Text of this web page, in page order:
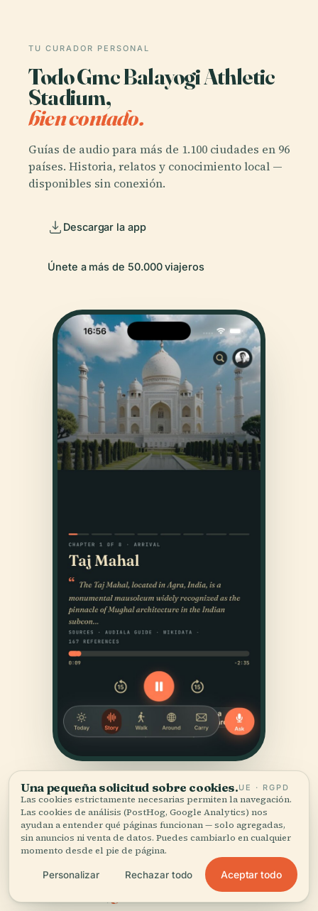
TU CURADOR PERSONAL
Todo Gmc Balayogi Athletic
Stadium,
bien contado.
Guías de audio para más de 1.100 ciudades en 96
países. Historia, relatos y conocimiento local —
disponibles sin conexión.
Descargar la app
Únete a más de 50.000 viajeros
y a la vista.
Una pequeña solicitud sobre cookies.UE · RGPD
Las cookies estrictamente necesarias permiten la navegación.
Las cookies de análisis (PostHog, Google Analytics) nos
ayudan a entender qué páginas funcionan — solo agregadas,
sin anuncios ni venta de datos. Puedes cambiarlo en cualquier
momento desde el pie de página.
Personalizar Rechazar todo Aceptar todo